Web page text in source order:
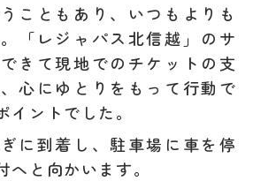
こともあり、いつもよりも
「レジャパス北信越」のサ
きて現地でのチケットの支
心にゆとりをもって行動で
イントでした。
に到着し、駐車場に車を停
へと向かいます。